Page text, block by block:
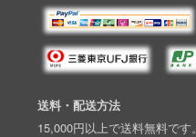
送料・配送方法
15,000円以上で送料無料です。